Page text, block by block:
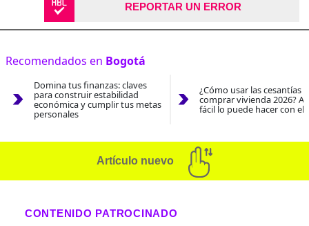
REPORTAR UN ERROR
Recomendados en Bogotá
Domina tus finanzas: claves
para construir estabilidad
económica y cumplir tus metas
personales
¿Cómo usar las cesantías
comprar vivienda 2026?
fácil lo puede hacer con el
Artículo nuevo
CONTENIDO PATROCINADO